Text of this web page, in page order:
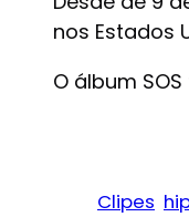
nos Estados
O álbum
Clipes